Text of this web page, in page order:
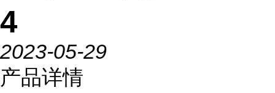
4
2023-05-29
产品详情